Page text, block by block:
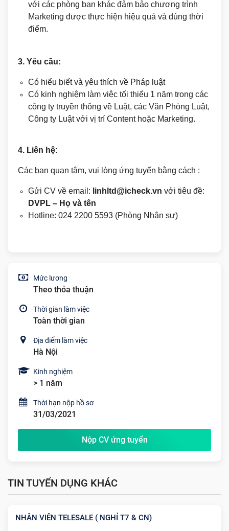
với các phòng ban khác đảm bảo chương trình
Marketing được thực hiện hiệu quả và đúng thời
điểm.
3. Yêu cầu:
Có hiểu biết và yêu thích về Pháp luật
Có kinh nghiệm làm việc tối thiểu 1 năm trong các
công ty truyền thông về Luật, các Văn Phòng Luật,
Công ty Luật với vị trí Content hoặc Marketing.
4. Liên hệ:
Các bạn quan tâm, vui lòng ứng tuyển bằng cách :
Gửi CV về email: linhltd@icheck.vn với tiêu đề:
DVPL – Họ và tên
Hotline: 024 2200 5593 (Phòng Nhân sự)
Mức lương
Theo thỏa thuận
Thời gian làm việc
Toàn thời gian
Địa điểm làm việc
Hà Nội
Kinh nghiệm
> 1 năm
Thời hạn nộp hồ sơ
31/03/2021
Nộp CV ứng tuyển
TIN TUYỂN DỤNG KHÁC
NHÂN VIÊN TELESALE ( NGHỈ T7 & CN)